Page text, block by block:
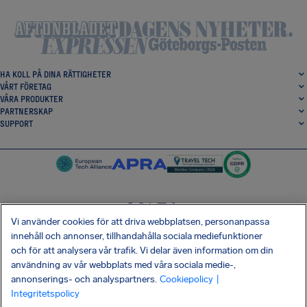
HA KOLL PÅ DINA RÄTTIGHETER
VÅRT FÖRETAG
VÅRA PRODUKTER
PARTNERSKAP
SUPPORT
SocialFacebook
SocialTwitter
SocialInstagram
SocialLinkedin
HÄMTA VÅR GRATIS-APP
Vi använder cookies för att driva webbplatsen, personanpassa
innehåll och annonser, tillhandahålla sociala mediefunktioner
och för att analysera vår trafik. Vi delar även information om din
användning av vår webbplats med våra sociala medie-,
annonserings- och analyspartners. Cookiepolicy
Integritetspolicy